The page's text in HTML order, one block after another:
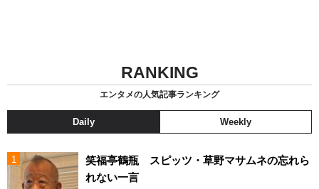
RANKING
エンタメの人気記事ランキング
Daily Weekly
笑福亭鶴瓶 スピッツ・草野マサムネの忘れら
れない一言